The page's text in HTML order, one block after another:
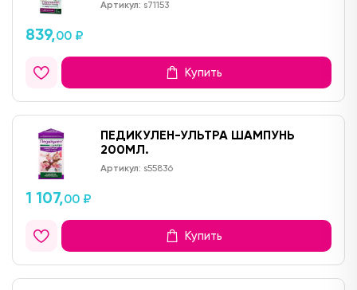
Артикул: s71153
839,00 ₽
Купить
ПЕДИКУЛЕН-УЛЬТРА ШАМПУНЬ
200МЛ.
Артикул: s55836
1 107,00 ₽
Купить